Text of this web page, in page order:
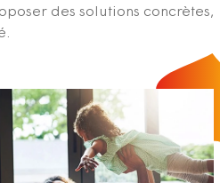
des solutions concrètes,